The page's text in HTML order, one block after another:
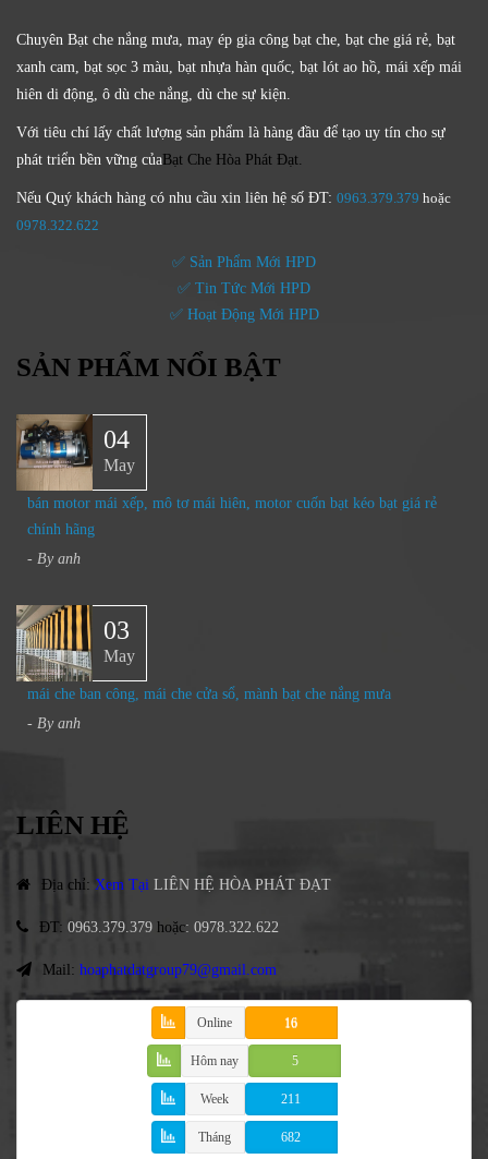
Chuyên Bạt che nắng mưa, may ép gia công bạt che, bạt che giá rẻ, bạt
xanh cam, bạt sọc 3 màu, bạt nhựa hàn quốc, bạt lót ao hồ, mái xếp mái
hiên di động, ô dù che nắng, dù che sự kiện.
Với tiêu chí lấy chất lượng sản phẩm là hàng đầu để tạo uy tín cho sự
phát triển bền vững của Bạt Che Hòa Phát Đạt.
Nếu Quý khách hàng có nhu cầu xin liên hệ số ĐT: 0963.379.379 hoặc
0978.322.622
✅ Sản Phẩm Mới HPD
✅ Tin Tức Mới HPD
✅ Hoạt Động Mới HPD
SẢN PHẨM NỔI BẬT
04
May
bán motor mái xếp, mô tơ mái hiên, motor cuốn bạt kéo bạt giá rẻ
chính hãng
- By anh
03
May
mái che ban công, mái che cửa sổ, mành bạt che nắng mưa
- By anh
LIÊN HỆ
Địa chỉ: Xem Tại LIÊN HỆ HÒA PHÁT ĐẠT
ĐT: 0963.379.379 hoặc: 0978.322.622
Mail: hoaphatdatgroup79@gmail.com
Online 16
Hôm nay 5
Week 211
Tháng 682